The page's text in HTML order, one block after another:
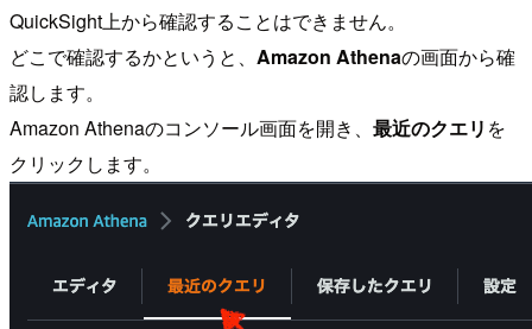
QuickSight上から確認することはできません。
どこで確認するかというと、 Amazon Athenaの画面から確
認します。
Amazon Athenaのコンソール画面を開き、 最近のクエリ を
クリックします。